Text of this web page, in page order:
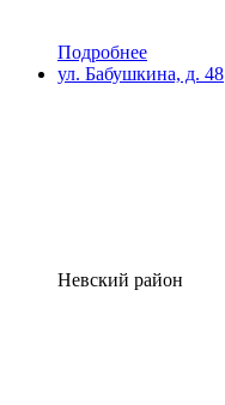
Подробнее
ул. Бабушкина, д. 48
Невский район